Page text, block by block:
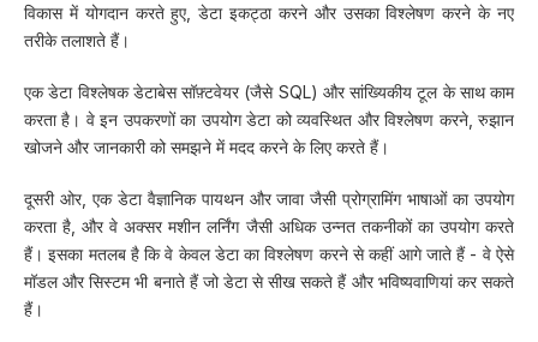
विकास में योगदान करते हुए, डेटा इकट्ठा करने और उसका विश्लेषण करने के नए
तरीके तलाशते हैं।
एक डेटा विश्लेषक डेटाबेस सॉफ़्टवेयर (जैसे SQL) और सांख्यिकीय टूल के साथ काम
करता है। वे इन उपकरणों का उपयोग डेटा को व्यवस्थित और विश्लेषण करने, रुझान
खोजने और जानकारी को समझने में मदद करने के लिए करते हैं।
दूसरी ओर, एक डेटा वैज्ञानिक पायथन और जावा जैसी प्रोग्रामिंग भाषाओं का उपयोग
करता है, और वे अक्सर मशीन लर्निंग जैसी अधिक उन्नत तकनीकों का उपयोग करते
हैं। इसका मतलब है कि वे केवल डेटा का विश्लेषण करने से कहीं आगे जाते हैं - वे ऐसे
मॉडल और सिस्टम भी बनाते हैं जो डेटा से सीख सकते हैं और भविष्यवाणियां कर सकते
हैं।